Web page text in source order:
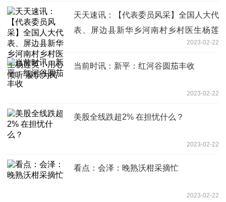
天天速讯：【代表委员风采】全国人大代
表、屏边县新华乡河南村乡村医生杨莲
2023-02-22
当前时讯：新平：红河谷圆茄丰收
2023-02-22
美股全线跌超2% 在担忧什么？
2023-02-22
看点：会泽：晚熟沃柑采摘忙
2023-02-22